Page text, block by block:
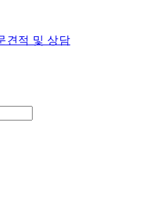
견적 및 상담